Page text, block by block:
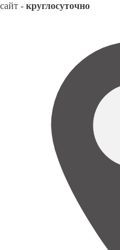
сайт - круглосуточно